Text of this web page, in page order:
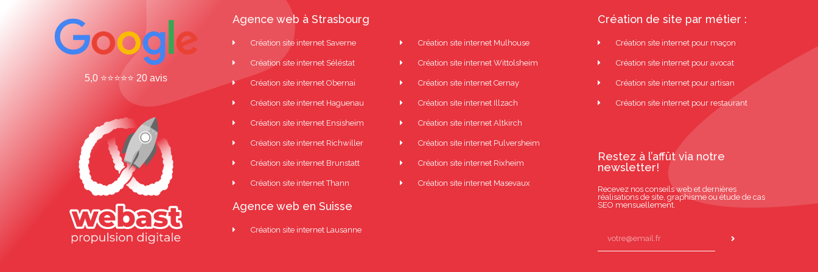
5,0 ⭐⭐⭐⭐⭐ 20 avis
Agence web à Strasbourg
Création site internet Saverne
Création site internet Séléstat
Création site internet Obernai
Création site internet Haguenau
Création site internet Ensisheim
Création site internet Richwiller
Création site internet Brunstatt
Création site internet Thann
Création site internet Mulhouse
Création site internet Wittolsheim
Création site internet Cernay
Création site internet Illzach
Création site internet Altkirch
Création site internet Pulversheim
Création site internet Rixheim
Création site internet Masevaux
Agence web en Suisse
Création site internet Lausanne
Création de site par métier :
Création site internet pour maçon
Création site internet pour avocat
Création site internet pour artisan
Création site internet pour restaurant
Restez à l’affût via notre
newsletter!
Recevez nos conseils web et dernières
réalisations de site, graphisme ou étude de cas
SEO mensuellement.